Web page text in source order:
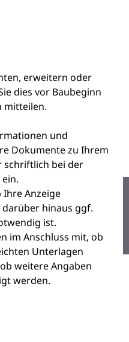
erweitern oder
dies vor Baubeginn
mitteilen.
und
Dokumente zu Ihrem
schriftlich bei der
Anzeige
hinaus ggf.
ist.
im Anschluss mit, ob
Unterlagen
weitere Angaben
werden.